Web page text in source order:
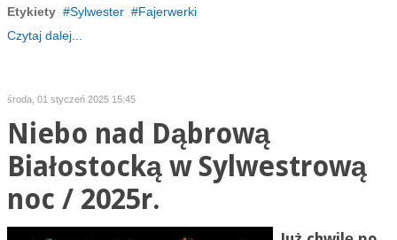
Etykiety
Sylwester
Fajerwerki
Czytaj dalej...
środa, 01 styczeń 2025 15:45
Niebo nad Dąbrową
Białostocką w Sylwestrową
noc / 2025r.